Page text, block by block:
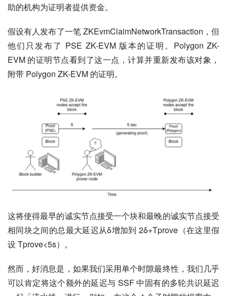
助的机构为证明者提供资金。
假设有人发布了一笔 ZKEvmClaimNetworkTransaction，但
他们只发布了 PSE ZK-EVM 版本的证明。Polygon ZK-
EVM 的证明节点看到了这一点，计算并重新发布该对象，
附带 Polygon ZK-EVM 的证明。
这将使得最早的诚实节点接受一个块和最晚的诚实节点接受
相同块之间的总最大延迟从δ增加到 2δ+Tprove（在这里假
设 Tprove<5s）。
然而，好消息是，如果我们采用单个时隙最终性，我们几乎
可以肯定将这个额外的延迟与 SSF 中固有的多轮共识延迟